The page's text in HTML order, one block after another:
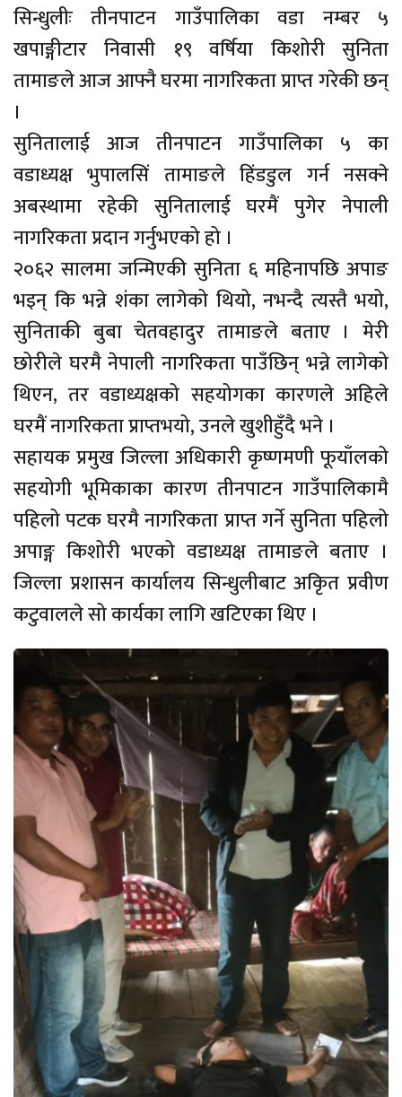
सिन्धुलीः तीनपाटन गाउँपालिका वडा नम्बर ५
खपाङ्गीटार निवासी १९ वर्षिया किशोरी सुनिता
तामाङले आज आफ्नै घरमा नागरिकता प्राप्त गरेकी छन्
।
सुनितालाई आज तीनपाटन गाउँपालिका ५ का
वडाध्यक्ष भुपालसिं तामाङले हिंडडुल गर्न नसक्ने
अबस्थामा रहेकी सुनितालाई घरमैं पुगेर नेपाली
नागरिकता प्रदान गर्नुभएको हो ।
२०६२ सालमा जन्मिएकी सुनिता ६ महिनापछि अपाङ
भइन् कि भन्ने शंका लागेको थियो, नभन्दै त्यस्तै भयो,
सुनिताकी बुबा चेतवहादुर तामाङले बताए । मेरी
छोरीले घरमै नेपाली नागरिकता पाउँछिन् भन्ने लागेको
थिएन, तर वडाध्यक्षको सहयोगका कारणले अहिले
घरमैं नागरिकता प्राप्तभयो, उनले खुशीहुँदै भने ।
सहायक प्रमुख जिल्ला अधिकारी कृष्णमणी फूयाँलको
सहयोगी भूमिकाका कारण तीनपाटन गाउँपालिकामै
पहिलो पटक घरमै नागरिकता प्राप्त गर्ने सुनिता पहिलो
अपाङ्ग किशोरी भएको वडाध्यक्ष तामाङले बताए ।
जिल्ला प्रशासन कार्यालय सिन्धुलीबाट अकिृत प्रवीण
कटुवालले सो कार्यका लागि खटिएका थिए ।